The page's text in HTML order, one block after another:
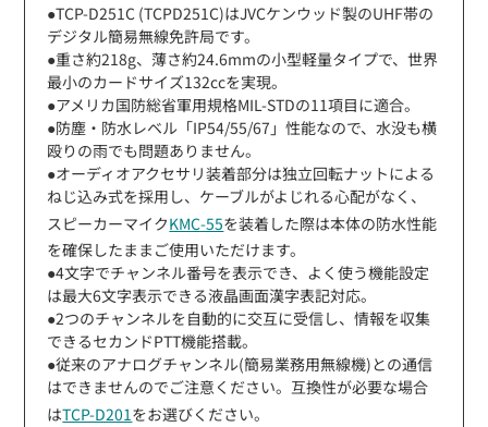
●TCP-D251C (TCPD251C)はJVCケンウッド製のUHF帯の
デジタル簡易無線免許局です。
●重さ約218g、薄さ約24.6mmの小型軽量タイプで、世界
最小のカードサイズ132ccを実現。
●アメリカ国防総省軍用規格MIL-STDの11項目に適合。
●防塵・防水レベル「IP54/55/67」性能なので、水没も横
殴りの雨でも問題ありません。
●オーディオアクセサリ装着部分は独立回転ナットによる
ねじ込み式を採用し、ケーブルがよじれる心配がなく、
スピーカーマイクKMC-55を装着した際は本体の防水性能
を確保したままご使用いただけます。
●4文字でチャンネル番号を表示でき、よく使う機能設定
は最大6文字表示できる液晶画面漢字表記対応。
●2つのチャンネルを自動的に交互に受信し、情報を収集
できるセカンドPTT機能搭載。
●従来のアナログチャンネル(簡易業務用無線機)との通信
はできませんのでご注意ください。互換性が必要な場合
はTCP-D201 をお選びください。